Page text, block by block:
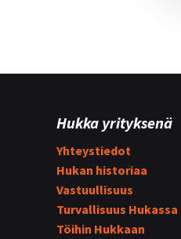
Hukka yrityksenä
Yhteystiedot
Hukan historiaa
Vastuullisuus
Turvallisuus Hukassa
Töihin Hukkaan